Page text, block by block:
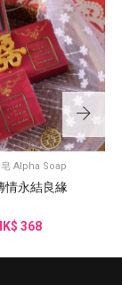
Alpha Soap
情永結良緣
368